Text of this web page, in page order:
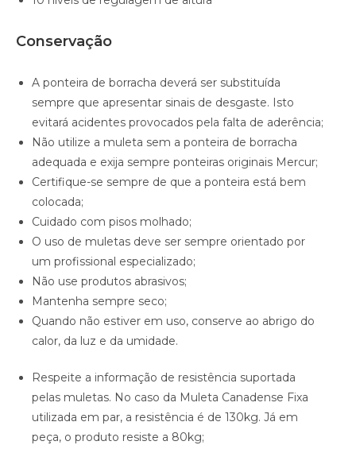
Conservação
A ponteira de borracha deverá ser substituída
sempre que apresentar sinais de desgaste. Isto
evitará acidentes provocados pela falta de aderência;
Não utilize a muleta sem a ponteira de borracha
adequada e exija sempre ponteiras originais Mercur;
Certifique-se sempre de que a ponteira está bem
colocada;
Cuidado com pisos molhado;
O uso de muletas deve ser sempre orientado por
um profissional especializado;
Não use produtos abrasivos;
Mantenha sempre seco;
Quando não estiver em uso, conserve ao abrigo do
calor, da luz e da umidade.
Respeite a informação de resistência suportada
pelas muletas. No caso da Muleta Canadense Fixa
utilizada em par, a resistência é de 130kg. Já em
peça, o produto resiste a 80kg;